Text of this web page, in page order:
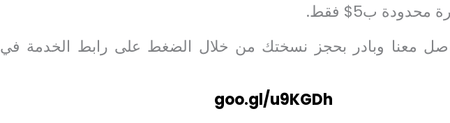
ب5$ فقط.
معنا وبادر بحجز نسختك من خلال الضغط على رابط الخدمة في
goo.gl/u9KGDh